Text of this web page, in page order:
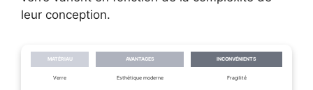
leur conception.
MATÉRIAU AVANTAGES INCONVÉNIENTS
Verre Esthétique moderne Fragilité